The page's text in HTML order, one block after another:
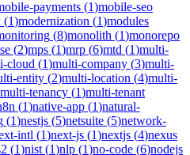
payments (1)mobile-seo
(1)modernization (1)modules
(8)monolith (1)monorepo
(2)mps (1)mrp (6)mtd (1)multi-
cloud (1)multi-company (3)multi-
entity (2)multi-location (4)multi-
multi-tenancy (1)multi-tenant
(1)native-app (1)natural-
(1)nestjs (5)netsuite (5)network-
intl (1)next-js (1)nextjs (4)nexus
(1)nist (1)nlp (1)no-code (6)nodejs